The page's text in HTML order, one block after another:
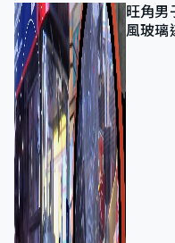
旺角
風玻璃